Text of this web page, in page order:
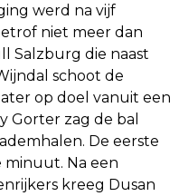
werd na vijf
niet meer dan
Salzburg die naast
schoot de
op doel vanuit een
Gorter zag de bal
De eerste
minuut. Na een
kreeg Dusan